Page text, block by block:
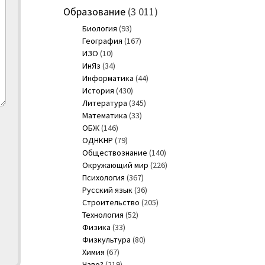
Образование(3 011)
Биология (93)
География (167)
ИЗО (10)
ИнЯз (34)
Информатика (44)
История (430)
Литература (345)
Математика (33)
ОБЖ(146)
ОДНКНР (79)
Обществознание (140)
Окружающий мир (226)
Психология (367)
Русский язык(36)
Строительство (205)
Технология (52)
Физика (33)
Физкультура (80)
Химия (67)